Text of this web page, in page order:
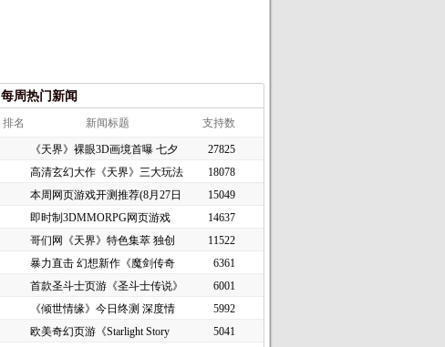
每周热门新闻
排名 新闻标题 支持数
《天界》裸眼3D画境首曝 七夕
27825
高清玄幻大作《天界》三大玩法
18078
本周网页游戏开测推荐(8月27日
15049
即时制3DMMORPG网页游戏
《谜境
14637
哥们网《天界》特色集萃 独创
11522
暴力直击 幻想新作《魔剑传奇
6361
首款圣斗士页游《圣斗士传说》
6001
《倾世情缘》今日终测 深度情
5992
欧美奇幻页游《Starlight Story
5041